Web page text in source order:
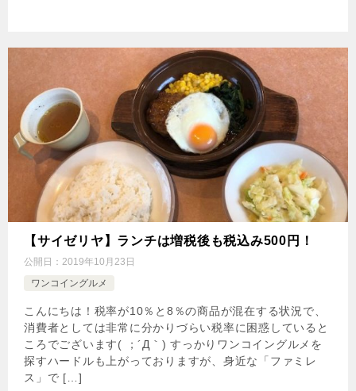
【サイゼリヤ】ランチは増税後も税込み500円！
公開日： 2019年10月23日
ワンコイングルメ
こんにちは！税率が10％と8％の商品が混在する状況で、
消費者としては非常に分かりづらい税率に困惑していると
ころでございます( ；´Д｀) すっかりワンコイングルメを
探すハードルも上がっておりますが、身近な「ファミレ
ス」で […]